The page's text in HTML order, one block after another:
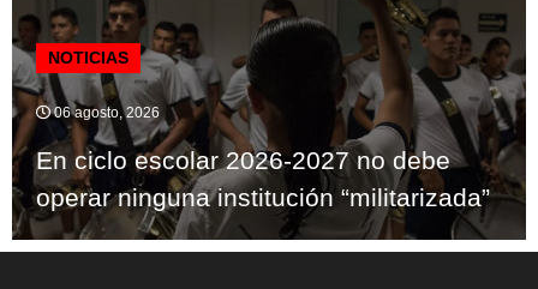
NOTICIAS
06 agosto, 2026
En ciclo escolar 2026-2027 no debe
operar ninguna institución “militarizada”